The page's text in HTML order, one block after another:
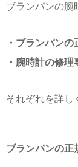
ブランパンの腕
・ブランパン
・腕時計の修理
それぞれを詳し
ブランパンの正